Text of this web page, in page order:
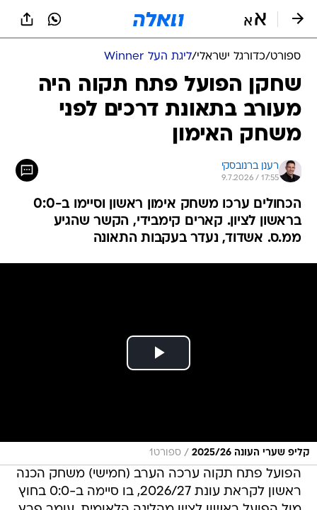
ספורט/כדורגל ישראלי/ליגת העל Winner
שחקן הפועל פתח תקוה היה
מעורב בתאונת דרכים לפני
משחק האימון
רענן ברנובסקי
9.7.2026 / 17:55
הכחולים ערכו משחק אימון ראשון וסיימו ב-0:0
בראשון לציון. קארים קימבידי, הקשר שהגיע
ממ.ס. אשדוד, נעדר בעקבות התאונה
קליפ שערי העונה 2025/26 / ספורט1
הפועל פתח תקוה ערכה הערב (חמישי) משחק הכנה
ראשון לקראת עונת 2026/27, בו סיימה ב-0:0 בחוץ